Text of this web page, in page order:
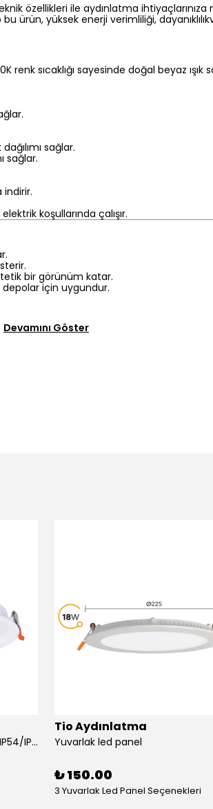
özellikleri ile aydınlatma
ürün, yüksek enerji verimliliği,
renk sıcaklığı sayesinde doğal beyaz
sağlar.
sağlar.
indirir.
koşullarında çalışır.
bir görünüm katar.
için uygundur.
Devamını Göster
Pelsan Downlight Armatür Tira S IP54/IP65 4000K 20W
Tio Aydınlatma
Yuvarlak led panel
₺ 150.00
3 Yuvarlak Led Panel Seçenekleri